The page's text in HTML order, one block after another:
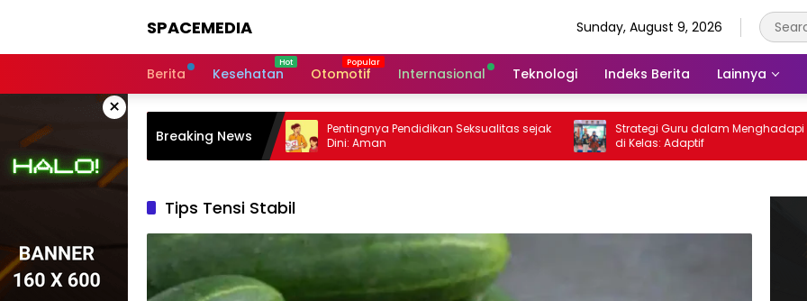
SPACEMEDIA Sunday, August 9, 2026
Berita Kesehatan Otomotif Internasional Teknologi Indeks Berita Lainnya
×
Breaking News
Pembelajaran Luar Ruangan
Siswa: Sukses
Pentingnya Pendidikan Seksualitas sejak
Dini: Aman
Strategi Guru dalam Menghadapi Gen Z
di Kelas: Adaptif
Tips Tensi Stabil